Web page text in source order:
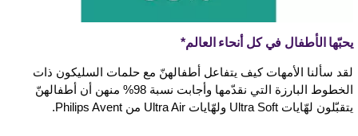
يحبّها الأطفال في كل أنحاء العالم*
لقد سألنا الأمهات كيف يتفاعل أطفالهنّ مع حلمات السليكون ذات
الخطوط البارزة التي نقدّمها وأجابت نسبة 98% منهن أن أطفالهنّ
يتقبّلون لهّايات Ultra Soft ولهّايات Ultra Air من Philips Avent.